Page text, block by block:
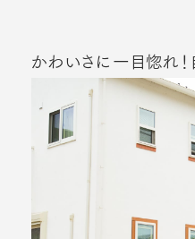
かわいさに一目惚れ